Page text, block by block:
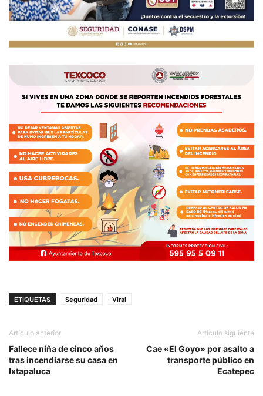
ETIQUETAS Seguridad Viral
Artículo anterior
Fallece niña de cinco años
tras incendiarse su casa en
Ixtapaluca
Artículo siguiente
Cae «El Goyo» por asalto a
transporte público en
Ecatepec